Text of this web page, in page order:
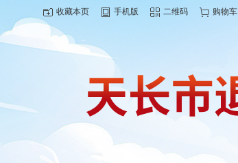
收藏本页 手机版 二维码 购物车